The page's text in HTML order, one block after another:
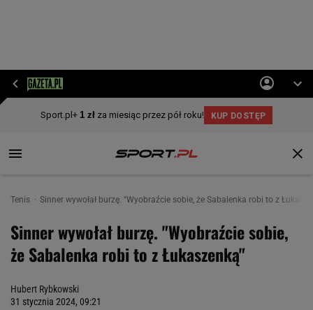
Tenis Sinner wywołał burzę. "Wyobraźcie sobie, że Sabalenka robi to z
Sinner wywołał burzę. "Wyobraźcie sobie,
że Sabalenka robi to z Łukaszenką"
Hubert Rybkowski
31 stycznia 2024, 09:21